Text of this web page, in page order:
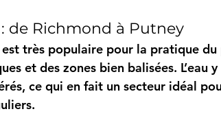
de Richmond à Putney
très populaire pour la pratique
et des zones bien balisées. L’eau
ce qui en fait un secteur idéal